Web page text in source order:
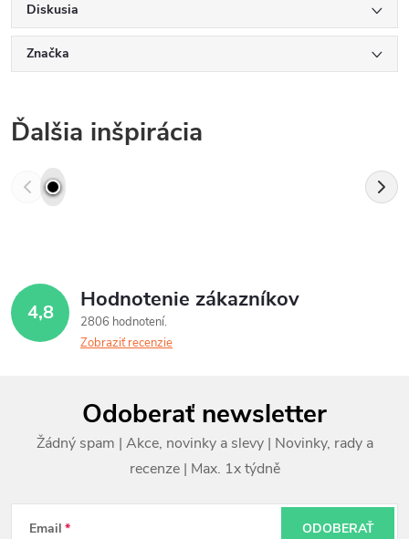
Diskusia
Značka
Ďalšia inšpirácia
4,8 Hodnotenie zákazníkov
2806 hodnotení
Zobraziť recenzie
ä
Odoberať newsletter
Email ODOBERAŤ